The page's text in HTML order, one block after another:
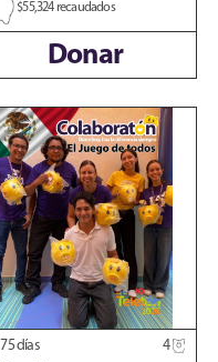
$55,324 recaudados
Donar
75 días 4